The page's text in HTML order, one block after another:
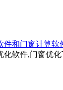
件和门窗计算软
化软件,门窗优